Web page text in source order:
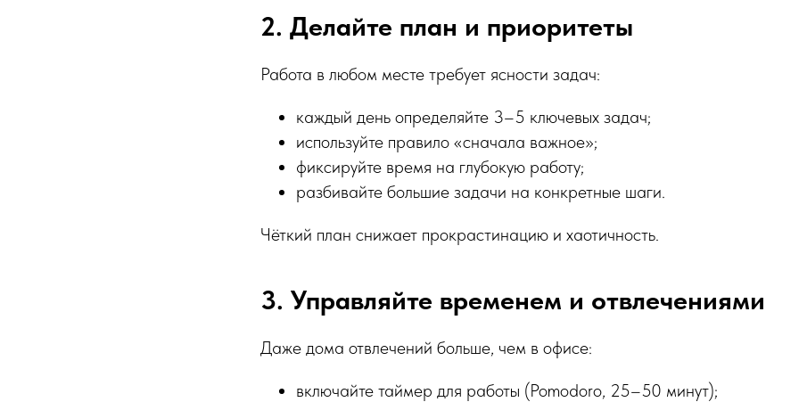
2. Делайте план и приоритеты
Работа в любом месте требует ясности задач:
каждый день определяйте 3–5 ключевых задач;
используйте правило «сначала важное»;
фиксируйте время на глубокую работу;
разбивайте большие задачи на конкретные шаги.
Чёткий план снижает прокрастинацию и хаотичность.
3. Управляйте временем и отвлечениями
Даже дома отвлечений больше, чем в офисе:
включайте таймер для работы (Pomodoro, 25–50 минут);